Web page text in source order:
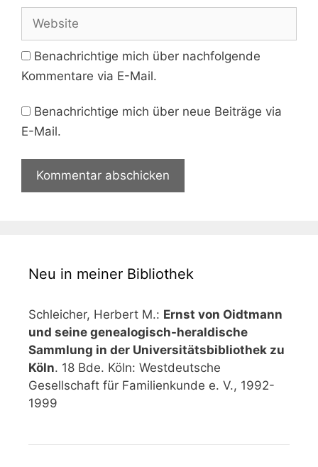
Adresse
Benachrichtige mich über nachfolgende
Kommentare via E-Mail.
Benachrichtige mich über neue Beiträge via
E-Mail.
Neu in meiner Bibliothek
Schleicher, Herbert M.: Ernst von Oidtmann
und seine genealogisch-heraldische
Sammlung in der Universitätsbibliothek zu
Köln. 18 Bde. Köln: Westdeutsche
Gesellschaft für Familienkunde e. V., 1992-
1999